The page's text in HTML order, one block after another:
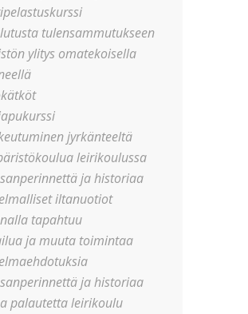
tulensammutukseen
ylitys omatekoisella
jyrkänteeltä
leirikoulussa
ja historiaa
iltanuotiot
tapahtuu
ja muuta toimintaa
ja historiaa
palautetta leirikoulu